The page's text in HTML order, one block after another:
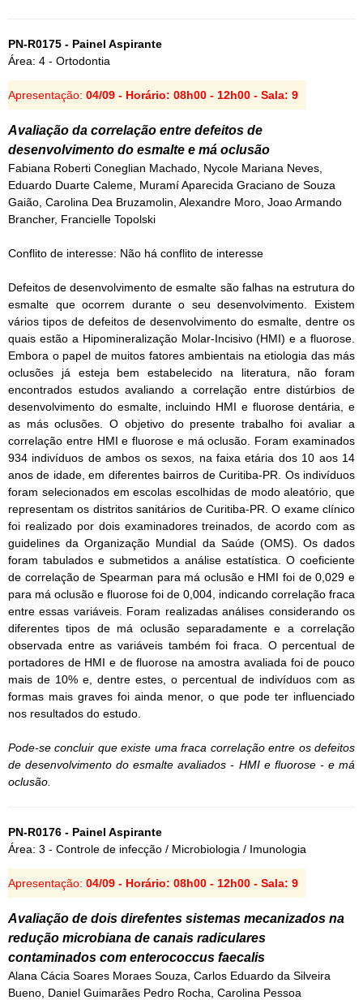
PN-R0175 - Painel Aspirante
Área: 4 - Ortodontia
Apresentação: 04/09 - Horário: 08h00 - 12h00 - Sala: 9
Avaliação da correlação entre defeitos de
desenvolvimento do esmalte e má oclusão
Fabiana Roberti Coneglian Machado, Nycole Mariana Neves,
Eduardo Duarte Caleme, Muramí Aparecida Graciano de Souza
Gaião, Carolina Dea Bruzamolin, Alexandre Moro, Joao Armando
Brancher, Francielle Topolski
Conflito de interesse: Não há conflito de interesse
Defeitos de desenvolvimento de esmalte são falhas na estrutura do
esmalte que ocorrem durante o seu desenvolvimento. Existem
vários tipos de defeitos de desenvolvimento do esmalte, dentre os
quais estão a Hipomineralização Molar-Incisivo (HMI) e a fluorose.
Embora o papel de muitos fatores ambientais na etiologia das más
oclusões já esteja bem estabelecido na literatura, não foram
encontrados estudos avaliando a correlação entre distúrbios de
desenvolvimento do esmalte, incluindo HMI e fluorose dentária, e
as más oclusões. O objetivo do presente trabalho foi avaliar a
correlação entre HMI e fluorose e má oclusão. Foram examinados
934 indivíduos de ambos os sexos, na faixa etária dos 10 aos 14
anos de idade, em diferentes bairros de Curitiba-PR. Os indivíduos
foram selecionados em escolas escolhidas de modo aleatório, que
representam os distritos sanitários de Curitiba-PR. O exame clínico
foi realizado por dois examinadores treinados, de acordo com as
guidelines da Organização Mundial da Saúde (OMS). Os dados
foram tabulados e submetidos a análise estatística. O coeficiente
de correlação de Spearman para má oclusão e HMI foi de 0,029 e
para má oclusão e fluorose foi de 0,004, indicando correlação fraca
entre essas variáveis. Foram realizadas análises considerando os
diferentes tipos de má oclusão separadamente e a correlação
observada entre as variáveis também foi fraca. O percentual de
portadores de HMI e de fluorose na amostra avaliada foi de pouco
mais de 10% e, dentre estes, o percentual de indivíduos com as
formas mais graves foi ainda menor, o que pode ter influenciado
nos resultados do estudo.
Pode-se concluir que existe uma fraca correlação entre os defeitos
de desenvolvimento do esmalte avaliados - HMI e fluorose - e má
oclusão.
PN-R0176 - Painel Aspirante
Área: 3 - Controle de infecção / Microbiologia / Imunologia
Apresentação: 04/09 - Horário: 08h00 - 12h00 - Sala: 9
Avaliação de dois direfentes sistemas mecanizados na
redução microbiana de canais radiculares
contaminados com enterococcus faecalis
Alana Cácia Soares Moraes Souza, Carlos Eduardo da Silveira
Bueno, Daniel Guimarães Pedro Rocha, Carolina Pessoa